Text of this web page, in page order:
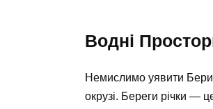
Водні
Немислимо уявити
окрузі. Береги річки —